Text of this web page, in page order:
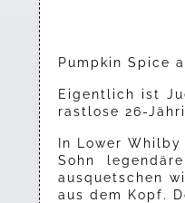
Pumpkin Spice
Eigentlich ist
rastlose 26-
In Lower
Sohn
ausquetschen
aus dem Kopf.